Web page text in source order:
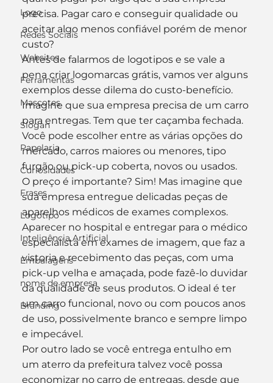
Logo
Redes Sociais
Websites
Ferramentas
Mascotes
Slogan
Papelaria
Curiosidades
Frases
Logotipo
Inteligência Artificial
Embalagens
nome de empresa
Branding
precisa. Pagar caro e conseguir qualidade ou
aceitar algo menos confiável porém de menor
custo?
Antes de falarmos de logotipos e se vale a
pena criar logomarcas grátis, vamos ver alguns
exemplos desse dilema do custo-benefício.
Imagine que sua empresa precisa de um carro
para entregas. Tem que ter caçamba fechada.
Você pode escolher entre as várias opções do
mercado, carros maiores ou menores, tipo
furgão ou pick-up coberta, novos ou usados.
O preço é importante? Sim! Mas imagine que
sua empresa entregue delicadas peças de
aparelhos médicos de exames complexos.
Aparecer no hospital e entregar para o médico
especialista em exames de imagem, que faz a
vistoria e recebimento das peças, com uma
pick-up velha e amaçada, pode fazê-lo duvidar
da qualidade de seus produtos. O ideal é ter
um carro funcional, novo ou com poucos anos
de uso, possivelmente branco e sempre limpo
e impecável.
Por outro lado se você entrega entulho em
um aterro da prefeitura talvez você possa
economizar no carro de entregas, desde que